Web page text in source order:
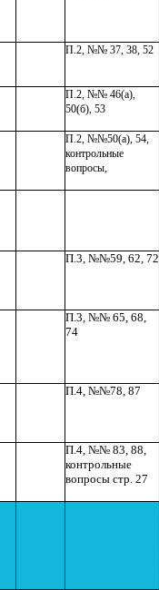
П.2, №№ 37, 38, 52
П.2, №№ 46(а),
50(б), 53
П.2, №№50(а), 54,
контрольные
вопросы,
П.3, №№59, 62, 72
П.3, №№ 65, 68,
74
П.4, №№78, 87
П.4, №№ 83, 88,
контрольные
вопросы стр. 27